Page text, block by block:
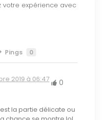
Pings 0
2019 à 06:47
0
la partie délicate ou